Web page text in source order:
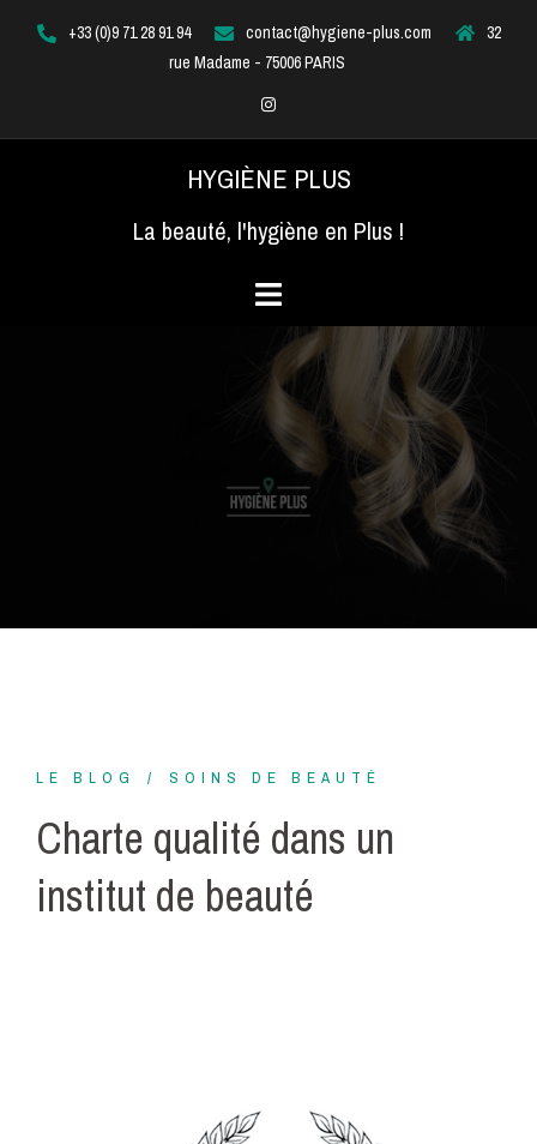
+33 (0)9 71 28 91 94 contact@hygiene-plus.com
32
rue Madame - 75006 PARIS
Instagram
HYGIÈNE PLUS
La beauté, l'hygiène en Plus !
LE BLOG SOINS DE BEAUTÉ
Charte qualité dans un
institut de beauté